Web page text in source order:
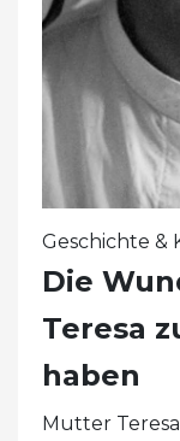
Geschichte &
Die
Teresa
haben
Mutter